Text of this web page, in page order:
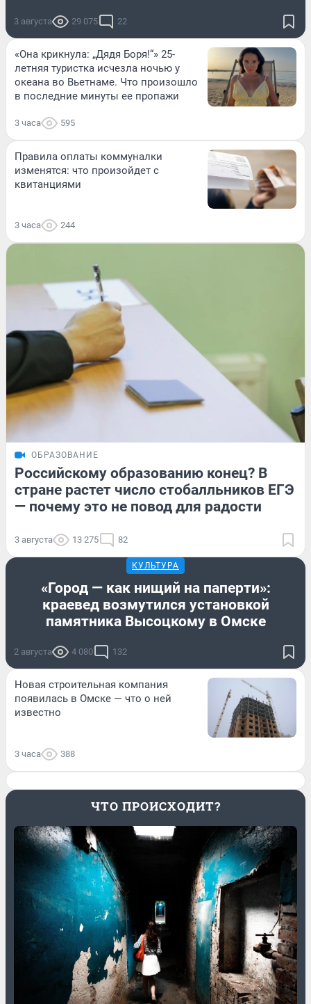
3 августа 29 075 22
«Она крикнула: „Дядя Боря!“» 25-
летняя туристка исчезла ночью у
океана во Вьетнаме. Что произошло
в последние минуты ее пропажи
3 часа 595
Правила оплаты коммуналки
изменятся: что произойдет с
квитанциями
3 часа 244
ОБРАЗОВАНИЕ
Российскому образованию конец? В
стране растет число стобалльников ЕГЭ
— почему это не повод для радости
3 августа 13 275 82
КУЛЬТУРА
«Город — как нищий на паперти»:
краевед возмутился установкой
памятника Высоцкому в Омске
2 августа 4 080 132
Новая строительная компания
появилась в Омске — что о ней
известно
3 часа 388
ЧТО ПРОИСХОДИТ?